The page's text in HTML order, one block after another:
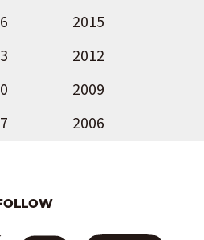
2015
2012
2009
2006